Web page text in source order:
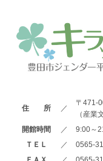
住 所 ／
〒471-
（産業
開館時間
／
9:00～
ＴＥＬ
／
0565-